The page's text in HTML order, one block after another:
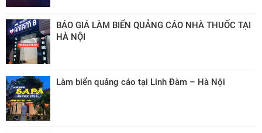
BÁO GIÁ LÀM BIỂN QUẢNG CÁO NHÀ THUỐC TẠI
HÀ NỘI
Làm biển quảng cáo tại Linh Đàm – Hà Nội